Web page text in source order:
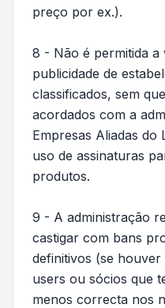
preço por ex.).
8 - Não é permitida
publicidade de
classificados, sem
acordados com a
Empresas Aliadas
uso de assinaturas
produtos.
9 - A administração
castigar com bans
definitivos (se
users ou sócios que
menos correcta nos